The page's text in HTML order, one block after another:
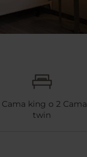
Cama king o2 Cama
twin